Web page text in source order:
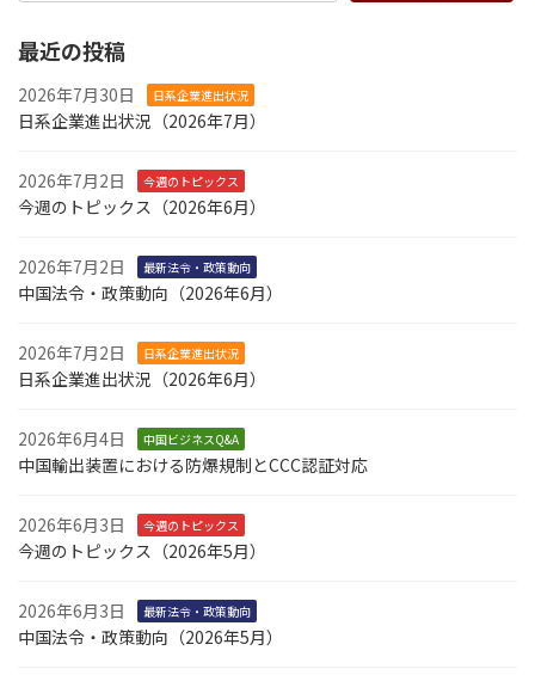
最近の投稿
2026年7月30日 日系企業進出状況
日系企業進出状況（2026年7月）
2026年7月2日 今週のトピックス
今週のトピックス（2026年6月）
2026年7月2日 最新法令・政策動向
中国法令・政策動向（2026年6月）
2026年7月2日 日系企業進出状況
日系企業進出状況（2026年6月）
2026年6月4日 中国ビジネスQ&A
中国輸出装置における防爆規制とCCC認証対応
2026年6月3日 今週のトピックス
今週のトピックス（2026年5月）
2026年6月3日 最新法令・政策動向
中国法令・政策動向（2026年5月）